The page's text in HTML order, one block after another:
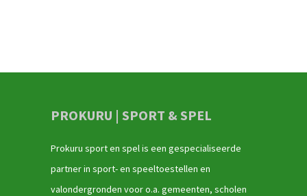
PROKURU | SPORT & SPEL
Prokuru sport en spel is een gespecialiseerde
partner in sport- en speeltoestellen en
valondergronden voor o.a. gemeenten, scholen